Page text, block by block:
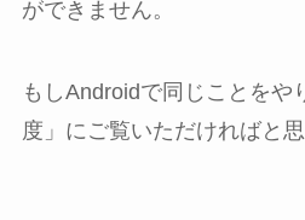
ができません。
もしAndroidで同じことをや
度」にご覧いただければと思